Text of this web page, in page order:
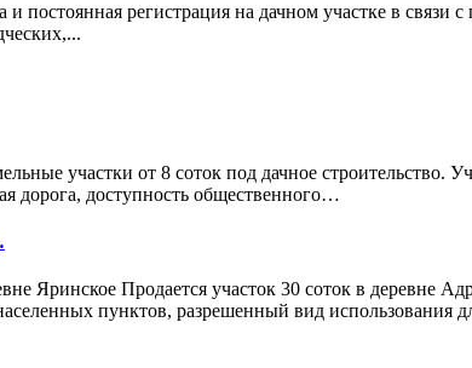
постоянная регистрация на дачном участке в
участки от 8 соток под дачное
дорога, доступность общественного…
Яринское Продается участок 30 соток в деревне
пунктов, разрешенный вид использования